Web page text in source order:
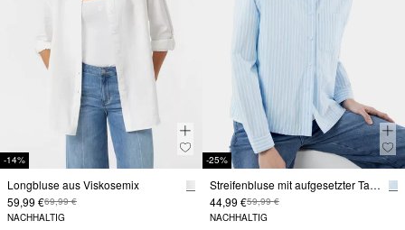
-14%
Longbluse aus Viskosemix
59,99 €69,99 €
NACHHALTIG
-25%
Streifenbluse mit aufgesetzter Tasche
44,99 €59,99 €
NACHHALTIG